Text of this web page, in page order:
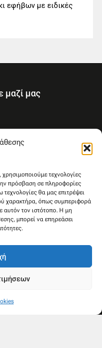
τεχνολογίες
πρόσβαση σε πληροφορίες
θα μας επιτρέψει
χαρακτήρα, όπως συμπεριφορά
αυτόν τον ιστότοπο. Η μη
μπορεί να επηρεάσει
εφήβων με ειδικές
μαζί μας